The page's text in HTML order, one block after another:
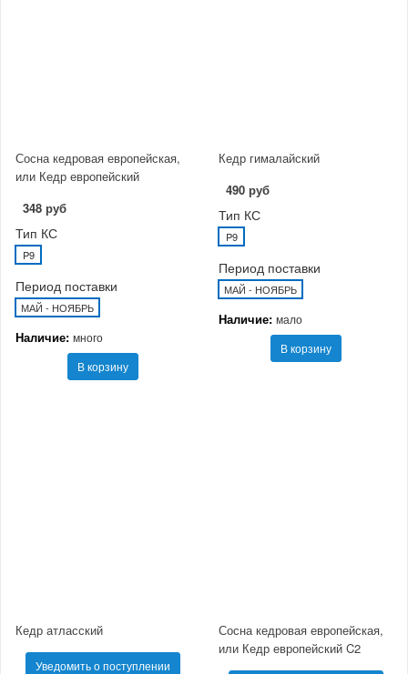
Сосна кедровая европейская,
или Кедр европейский
348 руб
Тип КС
P9
Период поставки
МАЙ - НОЯБРЬ
Наличие: много
В корзину
Кедр гималайский
490 руб
Тип КС
P9
Период поставки
МАЙ - НОЯБРЬ
Наличие: мало
В корзину
Кедр атласский
Уведомить о поступлении
Сосна кедровая европейская,
или Кедр европейский C2